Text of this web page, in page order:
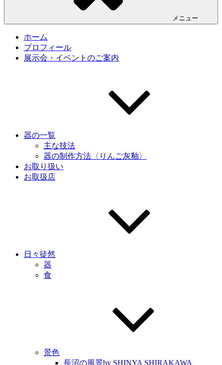
メニュー
ホーム
プロフィール
展示会・イベントのご案内
器の一覧
主な技法
器の制作方法〈りんご灰釉〉
お取り扱い
お取扱店
日々徒然
器
食
景色
長沼の風景by SHINYA SHIRAKAWA